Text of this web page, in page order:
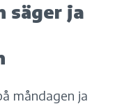
säger ja
måndagen ja